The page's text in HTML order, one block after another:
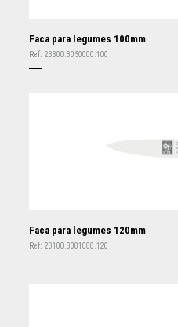
Faca para legumes 100mm
Ref: 23300.3050000.100
Faca para legumes 120mm
Ref: 23100.3001000.120